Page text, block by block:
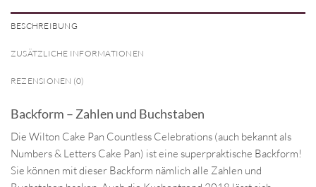
BESCHREIBUNG
ZUSÄTZLICHE INFORMATIONEN
REZENSIONEN (0)
Backform – Zahlen und Buchstaben
Die Wilton Cake Pan Countless Celebrations (auch bekannt als
Numbers & Letters Cake Pan) ist eine superpraktische Backform!
Sie können mit dieser Backform nämlich alle Zahlen und